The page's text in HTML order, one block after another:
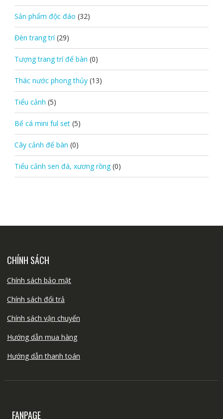
Sản phẩm độc đáo (32)
Đèn trang trí (29)
Tượng trang trí để bàn (0)
Thác nước phong thủy (13)
Tiểu cảnh (5)
Bể cá mini ful set (5)
Cây cảnh để bàn (0)
Tiểu cảnh sen đá, xương rồng (0)
CHÍNH SÁCH
Chính sách bảo mật
Chính sách đổi trả
Chính sách vận chuyển
Hướng dẫn mua hàng
Hướng dẫn thanh toán
FANPAGE